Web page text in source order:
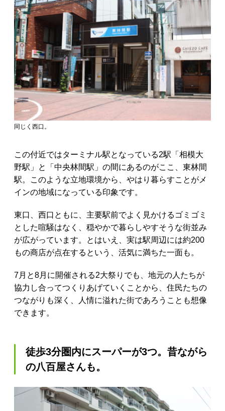
同じく西口。
この付近ではターミナル駅となっている2駅「相模大
野駅」と「中央林間駅」の間にあるのがここ、東林間
駅。このような立地環境から、やはり暮らすことがメ
インの地域になっている印象です。
東口、西口ともに、主要駅前でよく見かけるゴミゴミ
とした喧騒はなく、穏やかで暮らしやすそうな街並み
が広がっています。とはいえ、実は駅周辺には約200
もの商店が点在するという、活気に満ちた一面も。
7月と8月に開催される2大祭りでも、地元の人たちが
協力し合ってつくりあげていくことから、住民たちの
つながりも深く、人情に溢れた街であろうことも想像
できます。
徒歩3分圏内にスーパーが3つ。昔ながら
の八百屋さんも。